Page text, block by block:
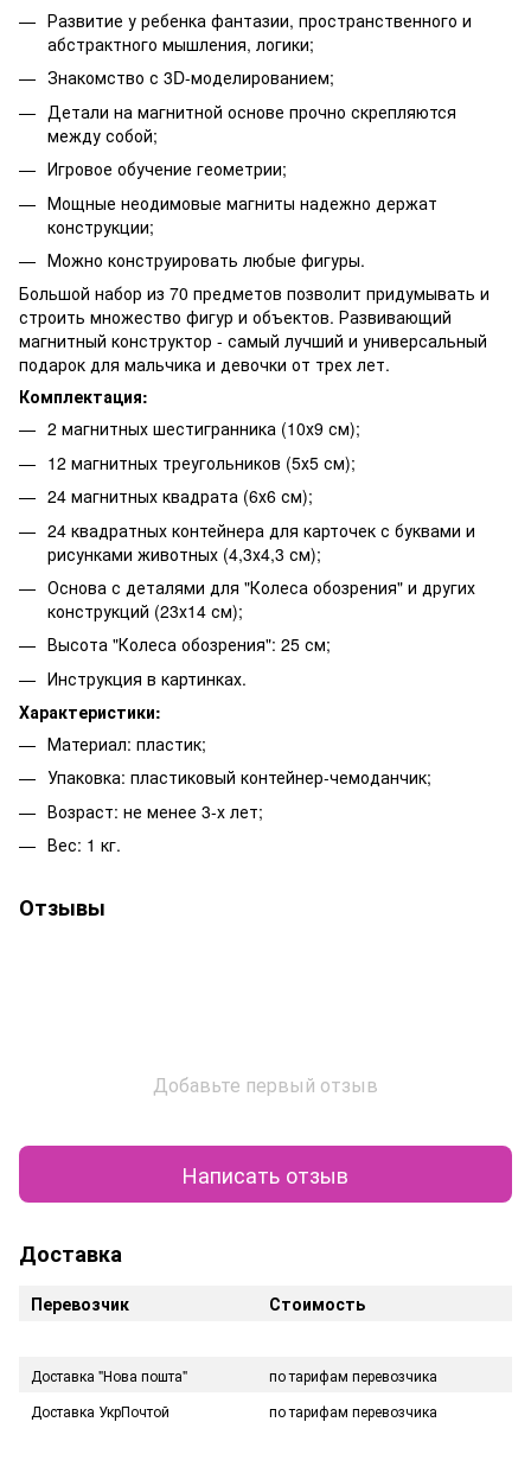
Развитие у ребенка фантазии, пространственного и
абстрактного мышления, логики;
Знакомство с 3D-моделированием;
Детали на магнитной основе прочно скрепляются
между собой;
Игровое обучение геометрии;
Мощные неодимовые магниты надежно держат
конструкции;
Можно конструировать любые фигуры.
Большой набор из 70 предметов позволит придумывать и
строить множество фигур и объектов. Развивающий
магнитный конструктор - самый лучший и универсальный
подарок для мальчика и девочки от трех лет.
Комплектация:
2 магнитных шестигранника (10х9 см);
12 магнитных треугольников (5х5 см);
24 магнитных квадрата (6х6 см);
24 квадратных контейнера для карточек с буквами и
рисунками животных (4,3х4,3 см);
Основа с деталями для "Колеса обозрения" и других
конструкций (23х14 см);
Высота "Колеса обозрения": 25 см;
Инструкция в картинках.
Характеристики:
Материал: пластик;
Упаковка: пластиковый контейнер-чемоданчик;
Возраст: не менее 3-х лет;
Вес: 1 кг.
Отзывы
Добавьте первый отзыв
Написать отзыв
Доставка
Перевозчик Стоимость
Доставка "Нова пошта"
по тарифам перевозчика
Доставка УкрПочтой
по тарифам перевозчика